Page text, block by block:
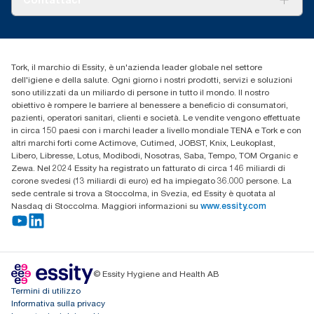
+39 0331 443896
Tork, il marchio di Essity, è un'azienda leader globale nel settore
dell'igiene e della salute. Ogni giorno i nostri prodotti, servizi e soluzioni
sono utilizzati da un miliardo di persone in tutto il mondo. Il nostro
obiettivo è rompere le barriere al benessere a beneficio di consumatori,
pazienti, operatori sanitari, clienti e società. Le vendite vengono effettuate
in circa 150 paesi con i marchi leader a livello mondiale TENA e Tork e con
altri marchi forti come Actimove, Cutimed, JOBST, Knix, Leukoplast,
Libero, Libresse, Lotus, Modibodi, Nosotras, Saba, Tempo, TOM Organic e
Zewa. Nel 2024 Essity ha registrato un fatturato di circa 146 miliardi di
corone svedesi (13 miliardi di euro) ed ha impiegato 36.000 persone. La
sede centrale si trova a Stoccolma, in Svezia, ed Essity è quotata al
Nasdaq di Stoccolma. Maggiori informazioni su www.essity.com
© Essity Hygiene and Health AB
Termini di utilizzo
Informativa sulla privacy